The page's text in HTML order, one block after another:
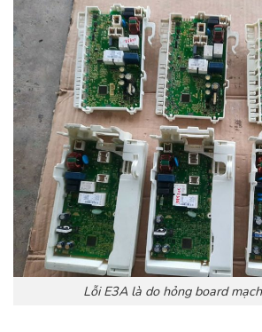
Lỗi E3A là do hỏng board